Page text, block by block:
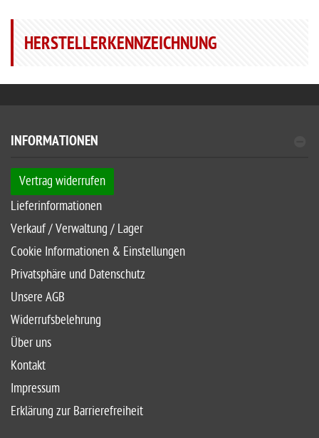
HERSTELLERKENNZEICHNUNG
INFORMATIONEN
Vertrag widerrufen
Lieferinformationen
Verkauf / Verwaltung / Lager
Cookie Informationen & Einstellungen
Privatsphäre und Datenschutz
Unsere AGB
Widerrufsbelehrung
Über uns
Kontakt
Impressum
Erklärung zur Barrierefreiheit